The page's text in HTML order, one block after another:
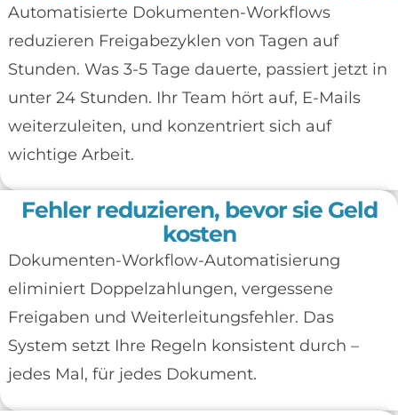
Automatisierte Dokumenten-Workflows
reduzieren Freigabezyklen von Tagen auf
Stunden. Was 3-5 Tage dauerte, passiert jetzt in
unter 24 Stunden. Ihr Team hört auf, E-Mails
weiterzuleiten, und konzentriert sich auf
wichtige Arbeit.
Fehler reduzieren, bevor sie Geld
kosten
Dokumenten-Workflow-Automatisierung
eliminiert Doppelzahlungen, vergessene
Freigaben und Weiterleitungsfehler. Das
System setzt Ihre Regeln konsistent durch –
jedes Mal, für jedes Dokument.